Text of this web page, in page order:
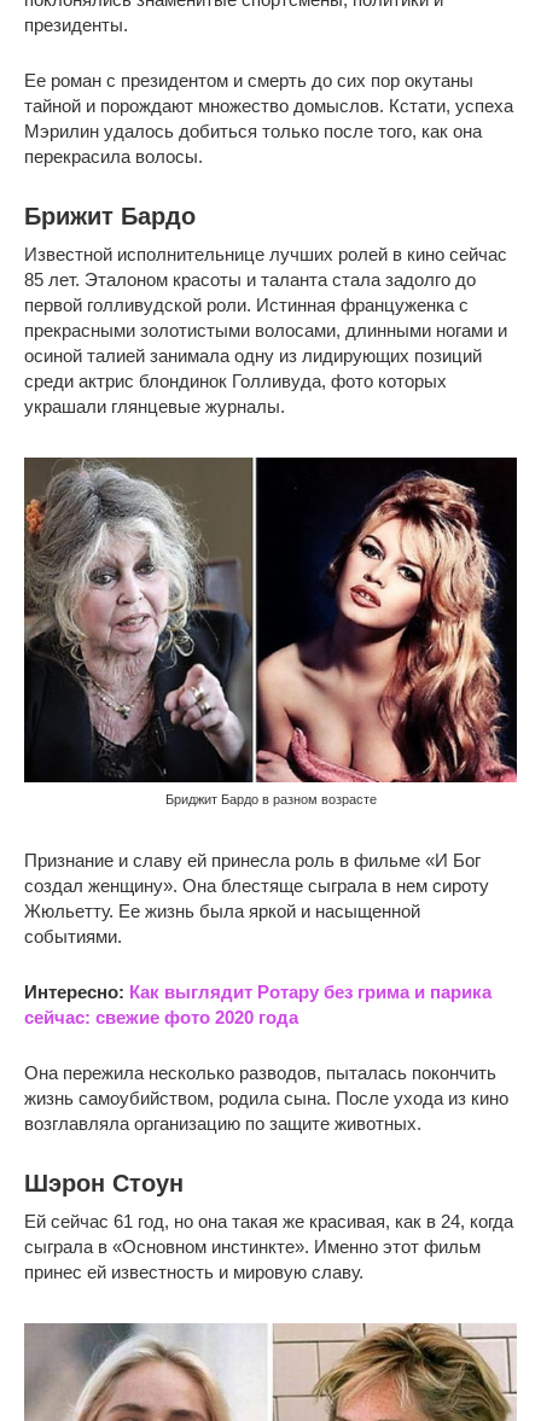
президенты.
Ее роман с президентом и смерть до сих пор окутаны
тайной и порождают множество домыслов. Кстати, успеха
Мэрилин удалось добиться только после того, как она
перекрасила волосы.
Брижит Бардо
Известной исполнительнице лучших ролей в кино сейчас
85 лет. Эталоном красоты и таланта стала задолго до
первой голливудской роли. Истинная француженка с
прекрасными золотистыми волосами, длинными ногами и
осиной талией занимала одну из лидирующих позиций
среди актрис блондинок Голливуда, фото которых
украшали глянцевые журналы.
Бриджит Бардо в разном возрасте
Признание и славу ей принесла роль в фильме «И Бог
создал женщину». Она блестяще сыграла в нем сироту
Жюльетту. Ее жизнь была яркой и насыщенной
событиями.
Интересно: Как выглядит Ротару без грима и парика
сейчас: свежие фото 2020 года
Она пережила несколько разводов, пыталась покончить
жизнь самоубийством, родила сына. После ухода из кино
возглавляла организацию по защите животных.
Шэрон Стоун
Ей сейчас 61 год, но она такая же красивая, как в 24, когда
сыграла в «Основном инстинкте». Именно этот фильм
принес ей известность и мировую славу.